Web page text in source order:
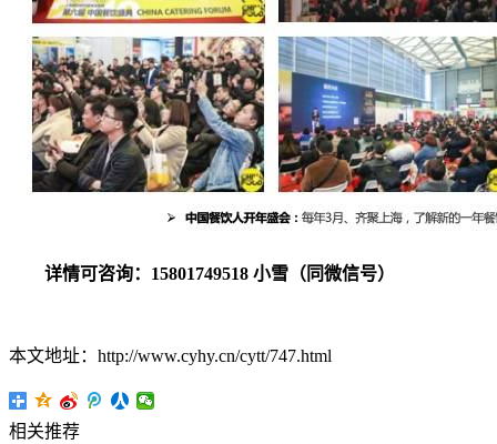
详情可咨询：15801749518 小雪（同微信号）
本文地址：http://www.cyhy.cn/cytt/747.html
相关推荐